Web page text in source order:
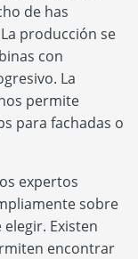
de has
producción se
con
La
permite
para fachadas o
expertos
sobre
Existen
encontrar